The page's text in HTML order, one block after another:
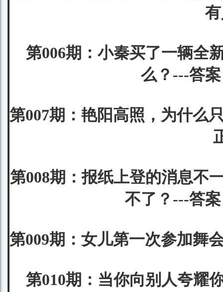
第006期：小秦买了一辆全
么？---答
第007期：艳阳高照，为什么
第008期：报纸上登的消息不
不了？---答
第009期：女儿第一次参加舞
第010期：当你向别人夸耀